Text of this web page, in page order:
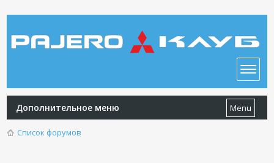
Дополнительное меню Menu
Список форумов